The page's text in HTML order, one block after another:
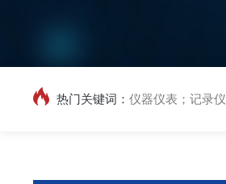
热门关键词： 仪器仪表；记录仪